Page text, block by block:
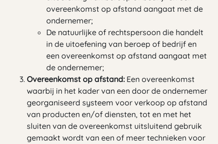
overeenkomst op afstand aangaat met de
ondernemer;
De natuurlijke of rechtspersoon die handelt
in de uitoefening van beroep of bedrijf en
een overeenkomst op afstand aangaat met
de ondernemer;
Overeenkomst op afstand:Een overeenkomst
waarbij in het kader van een door de ondernemer
georganiseerd systeem voor verkoop op afstand
van producten en/of diensten, tot en met het
sluiten van de overeenkomst uitsluitend gebruik
gemaakt wordt van een of meer technieken voor